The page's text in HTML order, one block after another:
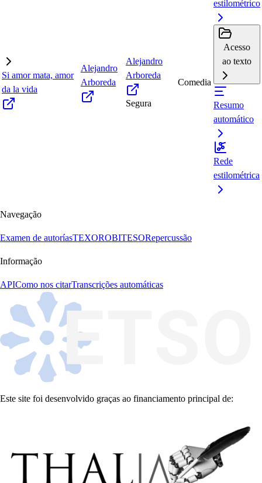
Si amor mata, amor
da la vida
Alejandro
Arboreda
Alejandro
Arboreda
Segura
Comedia
estilométrico
Acesso
ao texto
Resumo
automático
Rede
estilométrica
Navegação
Examen de autoríasTEXOROBITESORepercussão
Informação
APIComo nos citarTranscrições automáticas
Este site foi desenvolvido graças ao financiamento principal de: